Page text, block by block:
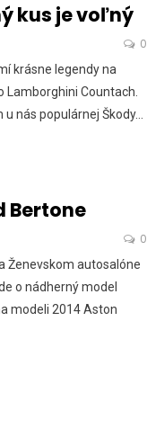
kus je voľný
0
krásne legendy na
Lamborghini Countach.
nás populárnej Škody…
Bertone
0
Ženevskom autosalóne
o nádherný model
modeli 2014 Aston